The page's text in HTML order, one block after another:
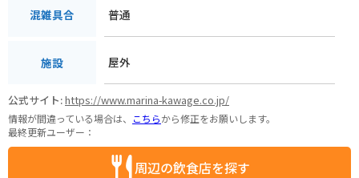
混雑具合 普通
施設 屋外
公式サイト:https://www.marina-kawage.co.jp/
情報が間違っている場合は、 こちらから修正をお願いします。
最終更新ユーザー：
周辺の飲食店を探す